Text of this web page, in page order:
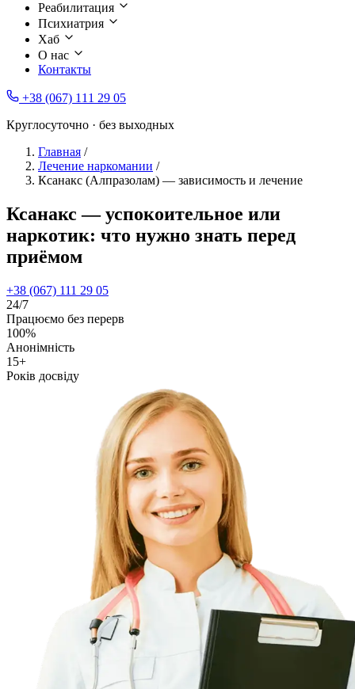
Реабилитация
Психиатрия
Хаб
О нас
Контакты
+38 (067) 111 29 05
Круглосуточно · без выходных
Главная /
Лечение наркомании /
Ксанакс (Алпразолам) — зависимость и лечение
Ксанакс — успокоительное или
наркотик: что нужно знать перед
приёмом
+38 (067) 111 29 05
24/7
Працюємо без перерв
100%
Анонімність
15+
Років досвіду